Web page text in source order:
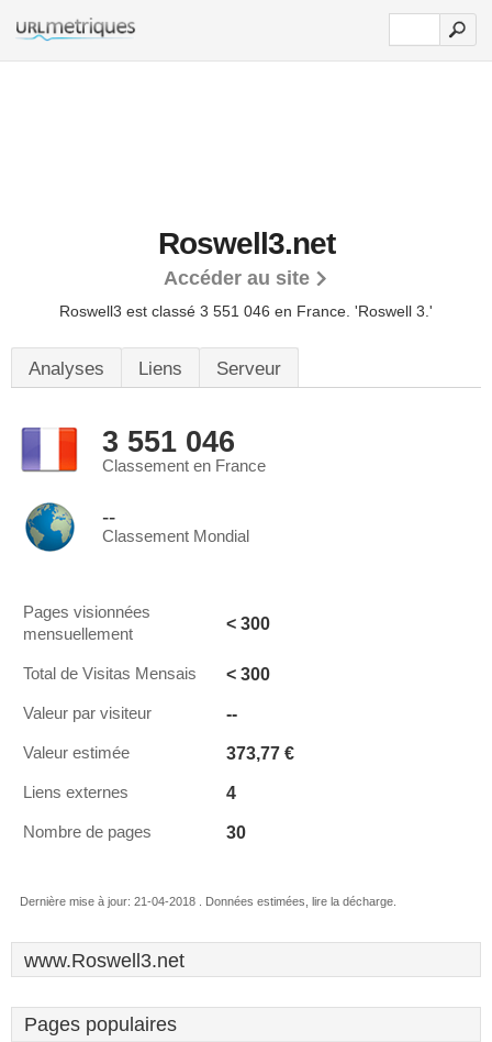
Roswell3.net
Accéder au site
Roswell3 est classé 3 551 046 en France. 'Roswell 3.'
Analyses Liens Serveur
3 551 046
Classement en France
--
Classement Mondial
Pages visionnées
mensuellement
< 300
Total de Visitas Mensais < 300
Valeur par visiteur --
Valeur estimée 373,77 €
Liens externes 4
Nombre de pages 30
Dernière mise à jour: 21-04-2018 . Données estimées, lire la décharge.
www.Roswell3.net
Pages populaires